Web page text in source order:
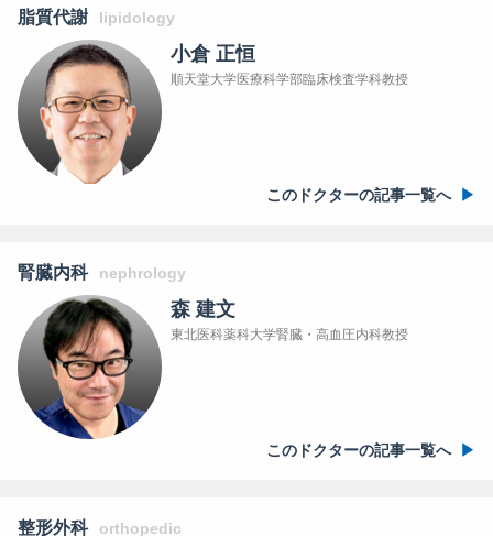
脂質代謝 lipidology
小倉 正恒
順天堂大学医療科学部臨床検査学科教授
このドクターの記事一覧へ
腎臓内科 nephrology
森 建文
東北医科薬科大学腎臓・高血圧内科教授
このドクターの記事一覧へ
整形外科 orthopedic